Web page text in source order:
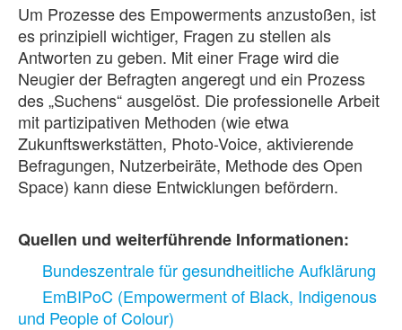
Um Prozesse des Empowerments anzustoßen, ist
es prinzipiell wichtiger, Fragen zu stellen als
Antworten zu geben. Mit einer Frage wird die
Neugier der Befragten angeregt und ein Prozess
des „Suchens“ ausgelöst. Die professionelle Arbeit
mit partizipativen Methoden (wie etwa
Zukunftswerkstätten, Photo-Voice, aktivierende
Befragungen, Nutzerbeiräte, Methode des Open
Space) kann diese Entwicklungen befördern.
Quellen und weiterführende Informationen:
Bundeszentrale für gesundheitliche Aufklärung
EmBIPoC (Empowerment of Black, Indigenous
und People of Colour)